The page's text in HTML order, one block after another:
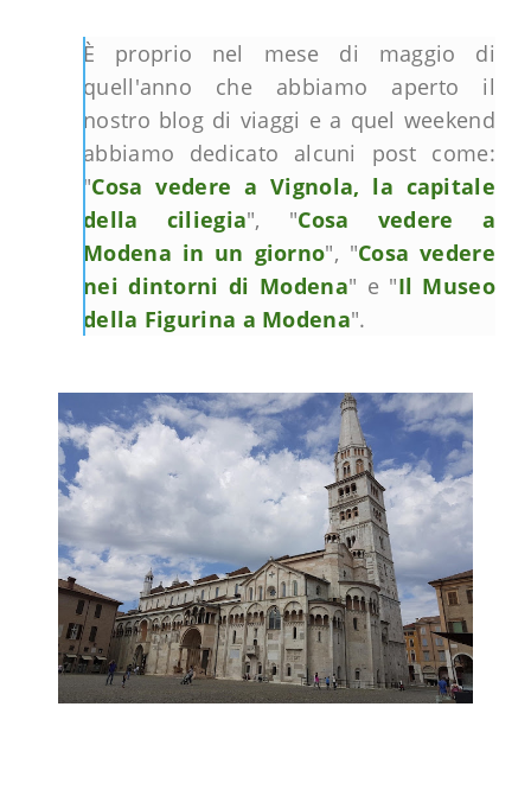
È proprio nel mese di maggio di
quell'anno che abbiamo aperto il
nostro blog di viaggi e a quel weekend
abbiamo dedicato alcuni post come:
"Cosa vedere a Vignola, la capitale
della ciliegia", "Cosa vedere a
Modena in un giorno", "Cosa vedere
nei dintorni di Modena" e "Il Museo
della Figurina a Modena".